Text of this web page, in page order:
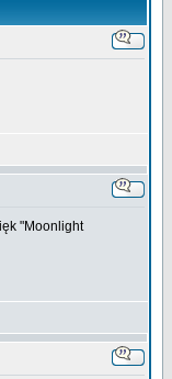
"Moonlight